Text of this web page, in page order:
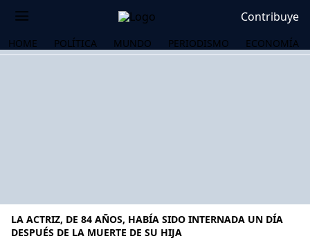
Contribuye
HOME POLÍTICA MUNDO PERIODISMO ECONOMÍA
LA ACTRIZ, DE 84 AÑOS, HABÍA SIDO INTERNADA UN DÍA
DESPUÉS DE LA MUERTE DE SU HIJA